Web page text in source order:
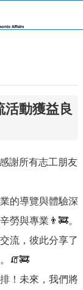
活動獲益良
謝所有志工朋友
的導覽與體驗深
勞與專業👨‍🚒。
流，彼此分享了
🧯🚒
！未來，我們將